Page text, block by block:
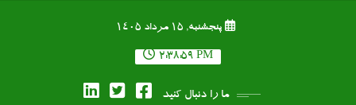
پنجشنبه, ۱۵ مرداد ۱۴۰۵
2:39:00 PM
ما را دنبال کنید